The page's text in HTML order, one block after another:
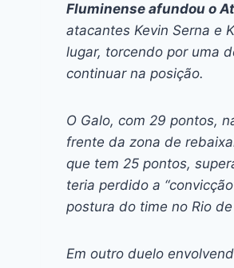
Fluminense afundou o
atacantes Kevin Serna e
lugar, torcendo por uma
continuar na posição.
O Galo, com 29 pontos,
frente da zona de
que tem 25 pontos,
teria perdido a
postura do time no Rio
Em outro duelo